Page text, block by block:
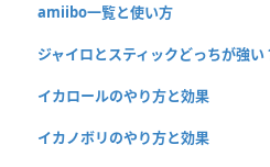
amiibo一覧と使い方
ジャイロとスティックどっちが強い
イカロールのやり方と効果
イカノボリのやり方と効果